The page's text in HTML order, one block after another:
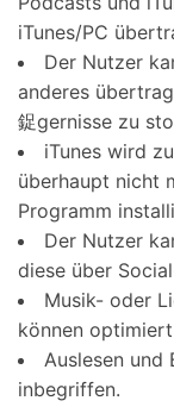
iTunes/PC
Der Nutzer
anderes
鋜gernisse zu
iTunes wird
überhaupt nicht
Programm
Der Nutzer
diese über
Musik- oder
können
Auslesen und
inbegriffen.